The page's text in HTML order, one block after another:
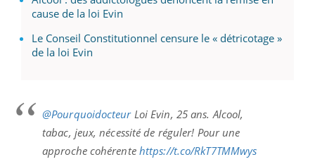
cause de la loi Evin
Le Conseil Constitutionnel censure le « détricotage »
de la loi Evin
@PourquoidocteurLoi Evin, 25 ans. Alcool,
tabac, jeux, nécessité de réguler! Pour une
approche cohérente https://t.co/RkT7TMMwys